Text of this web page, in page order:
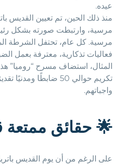
عيده.
منذ ذلك الحين، تم تعيين القديس
مرسية، وارتبطت صورته بشكل
مرسية. كل عام، تحتفل الشرطة
فعاليات تذكارية، معترفة بعمل
المثال، استضاف مسرح “روميا”
تكريم حوالي 50 ضابطًا
واجباتهم.
🌟 حقائق ممتعة
على الرغم من أن يوم القديس